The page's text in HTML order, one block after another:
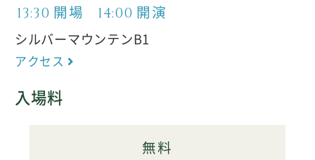
13:30 開場 14:00 開演
シルバーマウンテンB1
アクセス
入場料
無料